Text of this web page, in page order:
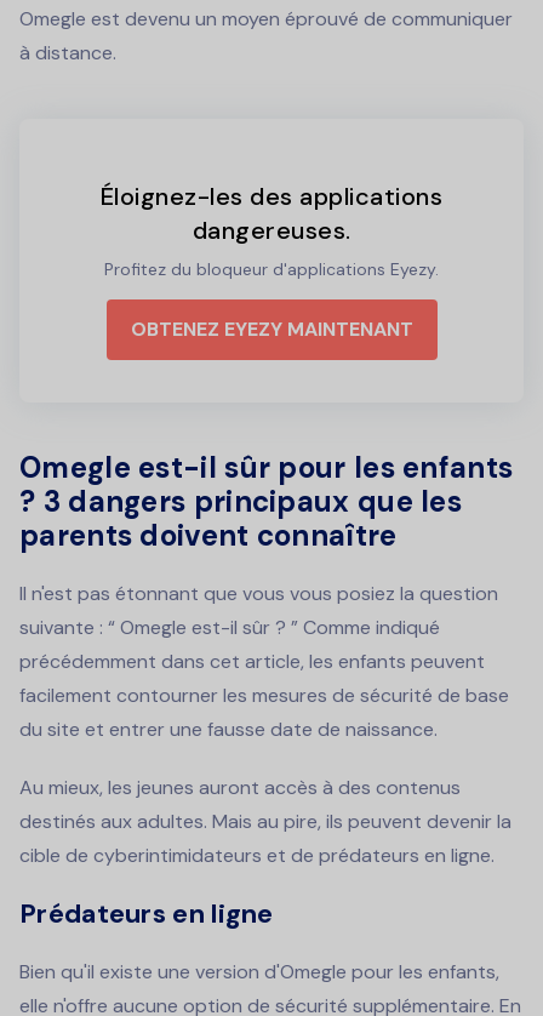
Omegle est devenu un moyen éprouvé de communiquer
à distance.
Éloignez-les des applications
dangereuses.
Profitez du bloqueur d'applications Eyezy.
OBTENEZ EYEZY MAINTENANT
Omegle est-il sûr pour les enfants
? 3 dangers principaux que les
parents doivent connaître
Il n'est pas étonnant que vous vous posiez la question
suivante : “ Omegle est-il sûr ? ” Comme indiqué
précédemment dans cet article, les enfants peuvent
facilement contourner les mesures de sécurité de base
du site et entrer une fausse date de naissance.
Au mieux, les jeunes auront accès à des contenus
destinés aux adultes. Mais au pire, ils peuvent devenir la
cible de cyberintimidateurs et de prédateurs en ligne.
Prédateurs en ligne
Bien qu'il existe une version d'Omegle pour les enfants,
elle n'offre aucune option de sécurité supplémentaire. En